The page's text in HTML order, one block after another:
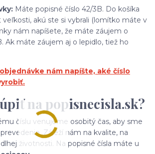
Máte popisné číslo 42/3B. Do košíka
akú ste si vybrali (lomítko máte v
nám napíšete, že máte záujem o
Ak máte záujem aj o lepidlo, tiež ho
nám napíšte, aké číslo
na popisnecisla.sk?
číslu venujeme osobitý čas, aby sme
Záleží nám na kvalite, na
životnosti. Na popisné čísla máte u